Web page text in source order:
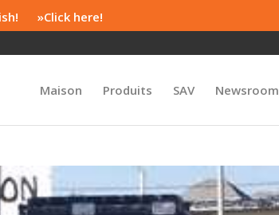
»Click here!
Maison Produits SAV Newsroom